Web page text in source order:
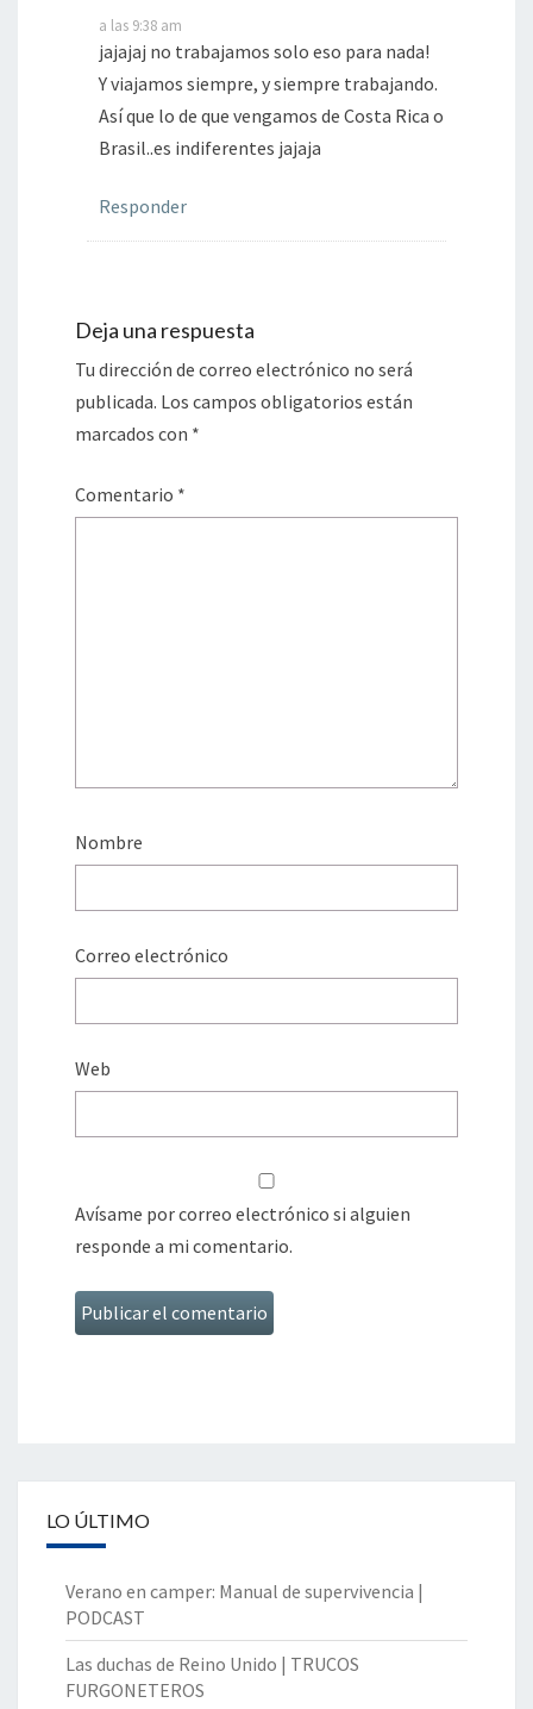
a las 9:38 am
jajajaj no trabajamos solo eso para nada!
Y viajamos siempre, y siempre trabajando.
Así que lo de que vengamos de Costa Rica o
Brasil..es indiferentes jajaja
Responder
Deja una respuesta
Tu dirección de correo electrónico no será
publicada. Los campos obligatorios están
marcados con *
Comentario *
Nombre
Correo electrónico
Web
Avísame por correo electrónico si alguien
responde a mi comentario.
LO ÚLTIMO
Verano en camper: Manual de supervivencia |
PODCAST
Las duchas de Reino Unido | TRUCOS
FURGONETEROS